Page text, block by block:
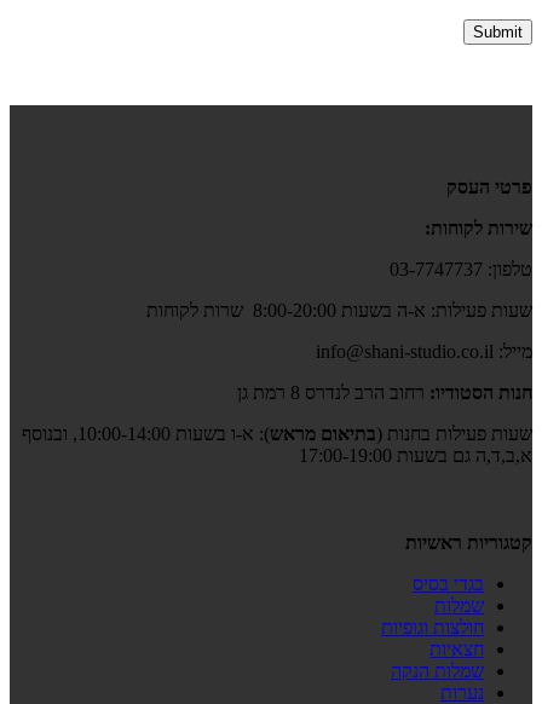
פרטי העסק
שירות לקוחות:
טלפון: 03-7747737
שעות פעילות: א-ה בשעות 8:00-20:00 שרות לקוחות
מייל: info@shani-studio.co.il
חנות הסטודיו: רחוב הרב לנדרס 8 רמת גן
שעות פעילות בחנות (בתיאום מראש
): א-ו בשעות 10:00-14:00, ובנוסף
א,ב,ד,ה גם בשעות 17:00-19:00
קטגוריות ראשיות
בגדי בסיס
שמלות
חולצות וגופיות
חצאיות
שמלות הנקה
נערות